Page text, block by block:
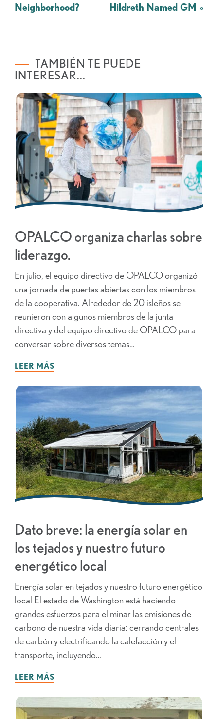
Neighborhood?
Hildreth Named GM »
TAMBIÉN TE PUEDE
INTERESAR...
OPALCO organiza charlas sobre
liderazgo.
En julio, el equipo directivo de OPALCO organizó
una jornada de puertas abiertas con los miembros
de la cooperativa. Alrededor de 20 isleños se
reunieron con algunos miembros de la junta
directiva y del equipo directivo de OPALCO para
conversar sobre diversos temas…
LEER MÁS
Dato breve: la energía solar en
los tejados y nuestro futuro
energético local
Energía solar en tejados y nuestro futuro energético
local El estado de Washington está haciendo
grandes esfuerzos para eliminar las emisiones de
carbono de nuestra vida diaria: cerrando centrales
de carbón y electrificando la calefacción y el
transporte, incluyendo…
LEER MÁS